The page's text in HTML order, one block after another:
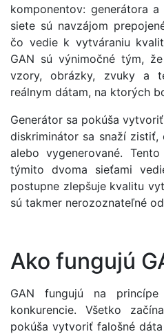
komponentov: generátora
siete sú navzájom
čo vedie k vytváraniu
GAN sú výnimočné tým,
vzory, obrázky, zvuky a
reálnym dátam, na ktorých
Generátor sa pokúša
diskriminátor sa snaží
alebo vygenerované.
týmito dvoma sieťami
postupne zlepšuje kvalitu
sú takmer nerozoznateľné
Ako fungujú
GAN fungujú na
konkurencie. Všetko
pokúša vytvoriť falošné